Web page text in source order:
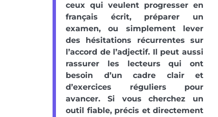
ceux qui veulent progresser en
français écrit, préparer un
examen, ou simplement lever
des hésitations récurrentes sur
l’accord de l’adjectif. Il peut aussi
rassurer les lecteurs qui ont
besoin d’un cadre clair et
d’exercices réguliers pour
avancer. Si vous cherchez un
outil fiable, précis et directement